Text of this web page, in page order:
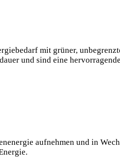
mit grüner,
und sind eine
aufnehmen und in